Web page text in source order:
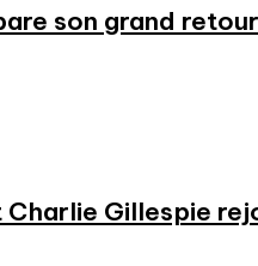
son grand
Gillespie